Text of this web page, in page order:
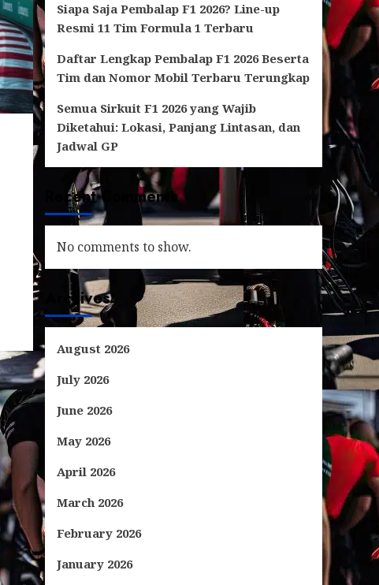
Siapa Saja Pembalap F1 2026? Line-up
Resmi 11 Tim Formula 1 Terbaru
Daftar Lengkap Pembalap F1 2026 Beserta
Tim dan Nomor Mobil Terbaru Terungkap
Semua Sirkuit F1 2026 yang Wajib
Diketahui: Lokasi, Panjang Lintasan, dan
Jadwal GP
Recent Comments
No comments to show.
Archives
August 2026
July 2026
June 2026
May 2026
April 2026
March 2026
February 2026
January 2026